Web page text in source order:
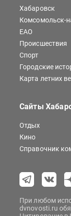
Хабаровск
Комсомольск-
ЕАО
Происшествия
Спорт
Городские
Карта летних
Сайты
Отдых
Кино
Справочник
При любом
dvnovosti.ru